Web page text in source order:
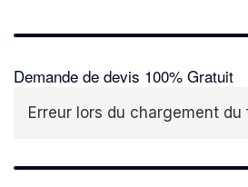
Demande de devis 100% Gratuit
Erreur lors du chargement du